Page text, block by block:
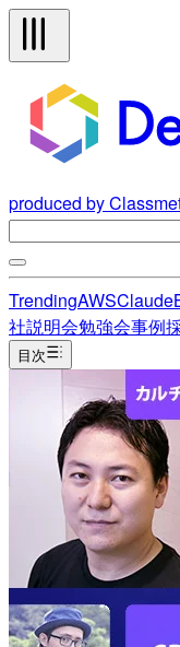
produced by
TrendingAWSClaude
社説明会勉強会事例
目次